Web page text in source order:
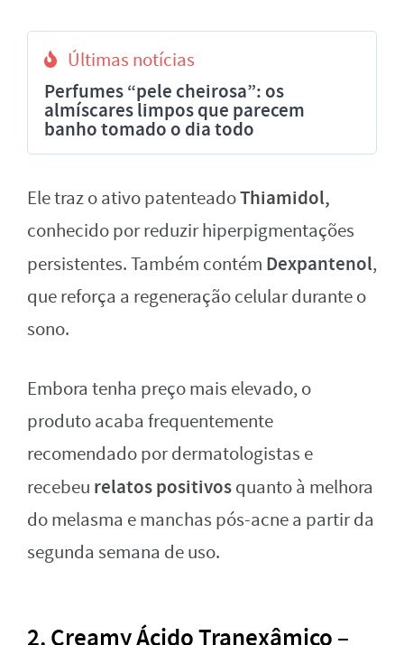
Últimas notícias
Perfumes “pele cheirosa”: os
almíscares limpos que parecem
banho tomado o dia todo
Ele traz o ativo patenteadoThiamidol,
conhecido por reduzir hiperpigmentações
persistentes. Também contém Dexpantenol,
que reforça a regeneração celular durante o
sono.
Embora tenha preço mais elevado, o
produto acaba frequentemente
recomendado por dermatologistas e
recebeu relatos positivosquanto à melhora
do melasma e manchas pós-acne a partir da
segunda semana de uso.
2. Creamy Ácido Tranexâmico –